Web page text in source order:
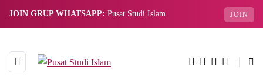
JOIN GRUP WHATSAPP: Pusat Studi Islam JOIN